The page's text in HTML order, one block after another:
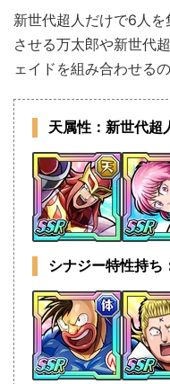
新世代超人だけで6人
させる万太郎や新世代
ェイドを組み合わせるの
天属性：新世代超
シナジー特性持ち